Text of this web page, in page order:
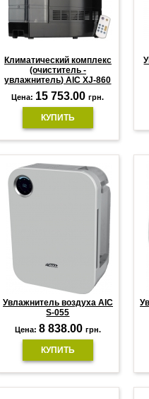
Климатический комплекс
(очиститель -
увлажнитель) AIC XJ-860
Цена: 15 753.00грн.
КУПИТЬ
Увлажнитель воздуха AIC
S-055
Цена: 8 838.00 грн.
КУПИТЬ